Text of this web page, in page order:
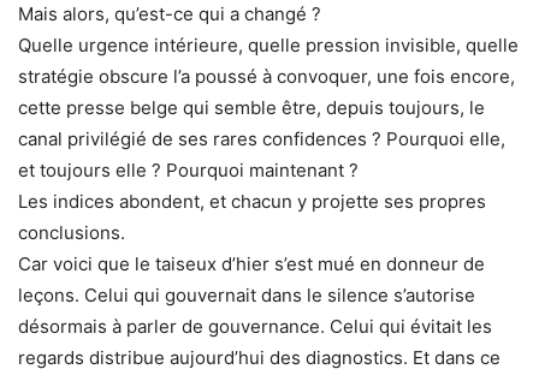
Mais alors, qu’est-ce qui a changé ?
Quelle urgence intérieure, quelle pression invisible, quelle
stratégie obscure l’a poussé à convoquer, une fois encore,
cette presse belge qui semble être, depuis toujours, le
canal privilégié de ses rares confidences ? Pourquoi elle,
et toujours elle ? Pourquoi maintenant ?
Les indices abondent, et chacun y projette ses propres
conclusions.
Car voici que le taiseux d’hier s’est mué en donneur de
leçons. Celui qui gouvernait dans le silence s’autorise
désormais à parler de gouvernance. Celui qui évitait les
regards distribue aujourd’hui des diagnostics. Et dans ce